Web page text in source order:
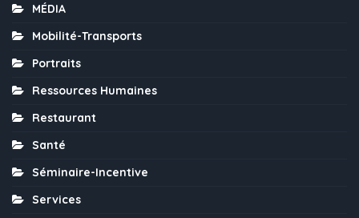
MÉDIA
Mobilité-Transports
Portraits
Ressources Humaines
Restaurant
Santé
Séminaire-Incentive
Services